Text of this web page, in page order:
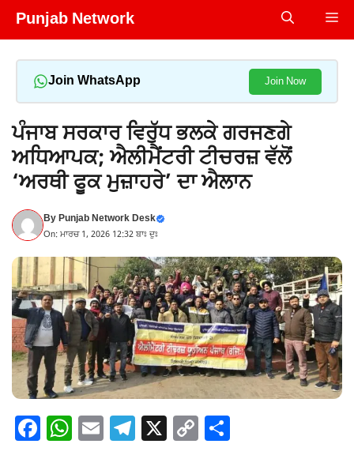
Skip
Punjab Network
Join WhatsApp Join Now
ਪੰਜਾਬ ਸਰਕਾਰ ਵਿਰੁੱਧ ਭਲਕੇ ਗਰਜਣਗੇ
ਅਧਿਆਪਕ; ਐਲੀਮੈਂਟਰੀ ਟੀਚਰਜ਼ ਵੱਲੋਂ
‘ਅਰਥੀ ਫੂਕ ਮੁਜ਼ਾਹਰੇ’ ਦਾ ਐਲਾਨ
ByPunjab Network Desk
On: ਮਾਰਚ 1, 2026 12:32 ਬਾਃ ਦੁਃ
F W E T X C